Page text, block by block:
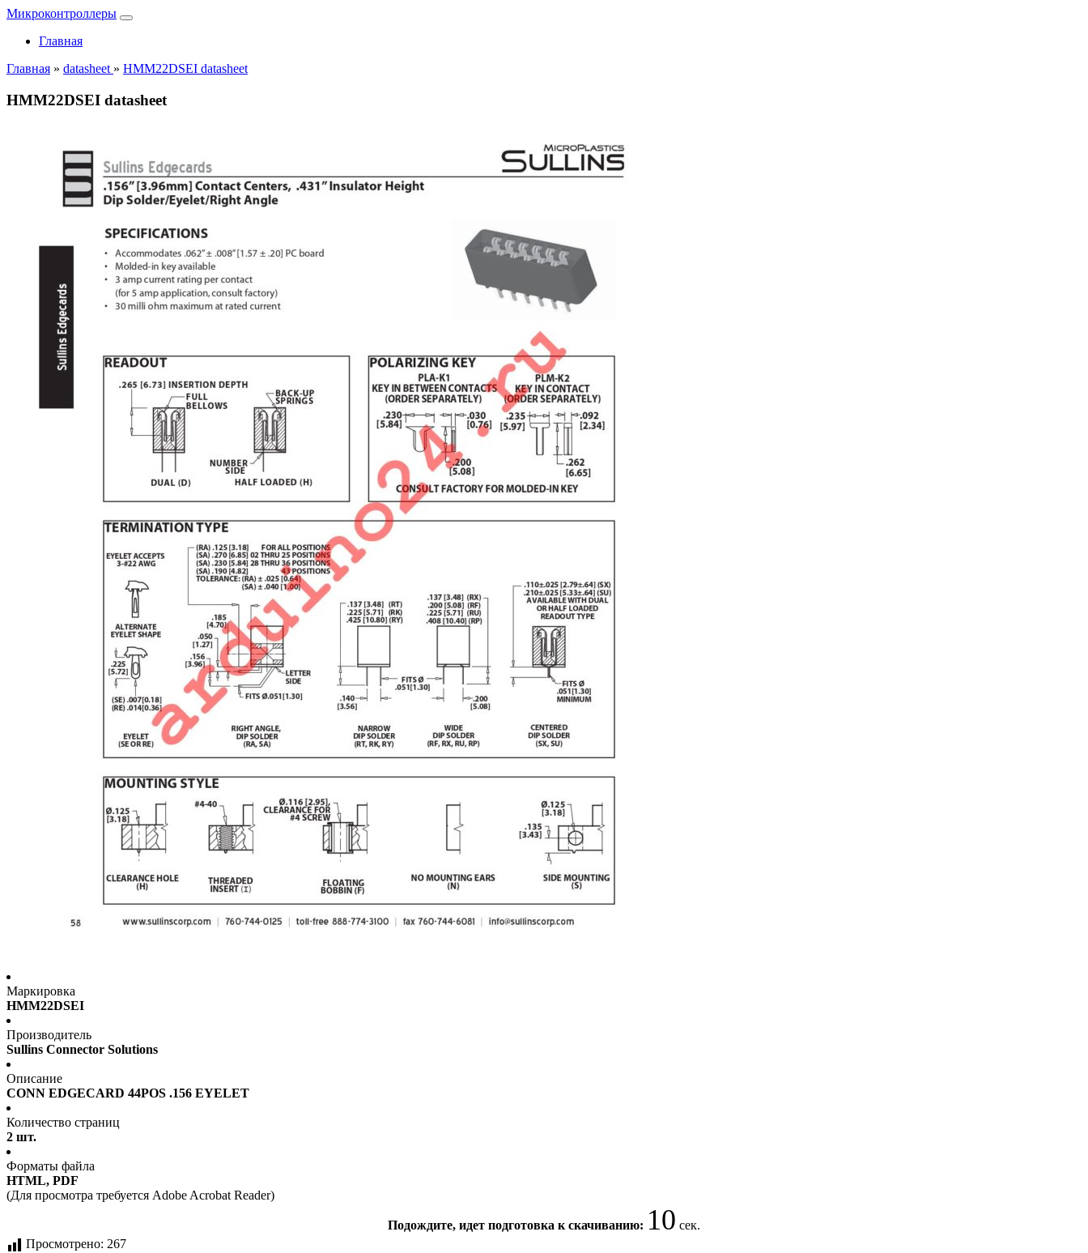
Микроконтроллеры
Главная
Главная » datasheet » HMM22DSEI datasheet
HMM22DSEI datasheet
Маркировка
HMM22DSEI
Производитель
Sullins Connector Solutions
Описание
CONN EDGECARD 44POS .156 EYELET
Количество страниц
2 шт.
Форматы файла
HTML, PDF
(Для просмотра требуется Adobe Acrobat Reader)
Подождите, идет подготовка к скачиванию: 10 сек.
Просмотрено: 267